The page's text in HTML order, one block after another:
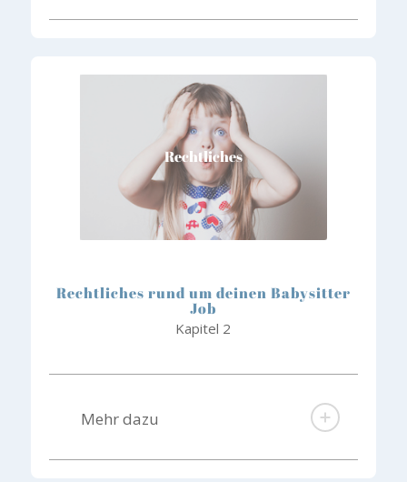
Rechtliches
Rechtliches rund um deinen Babysitter
Job
Kapitel 2
Mehr dazu